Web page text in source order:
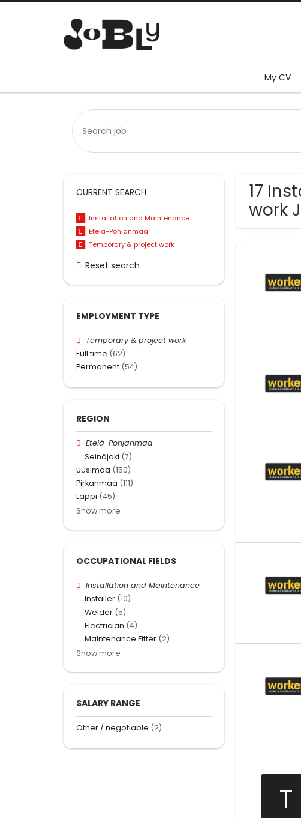
My CV
17
work
T
CURRENT SEARCH
Installation and Maintenance
Etelä-Pohjanmaa
Temporary & project work
Reset search
EMPLOYMENT TYPE
Temporary & project work
Full time (62)
Permanent (54)
REGION
Etelä-Pohjanmaa
Seinäjoki (7)
Uusimaa (150)
Pirkanmaa (111)
Lappi (45)
Show more
OCCUPATIONAL FIELDS
Installation and Maintenance
Installer (10)
Welder (5)
Electrician (4)
Maintenance Fitter (2)
Show more
SALARY RANGE
Other / negotiable (2)